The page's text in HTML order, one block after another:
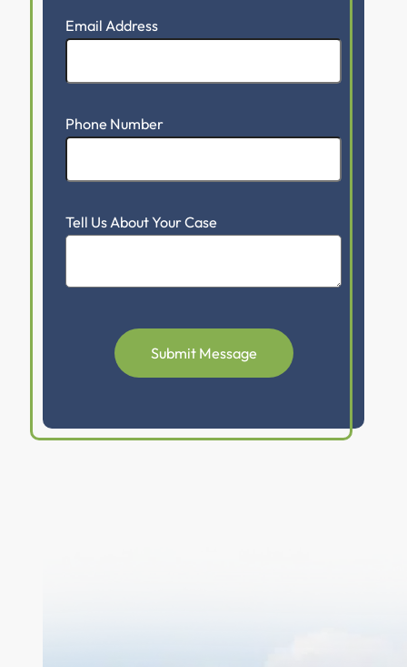
Email Address
Phone Number
Tell Us About Your Case